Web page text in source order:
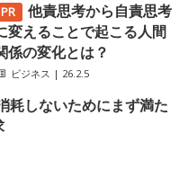
他責思考から自責思考
変えることで起こる人間
係の変化とは？
ビジネス | 26.2.5
耗しないためにまず満た